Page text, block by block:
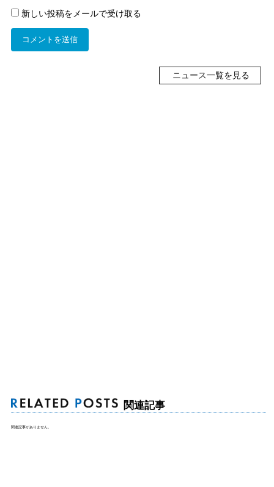
新しい投稿をメールで受け取る
ニュース一覧を見る
関連記事
関連記事がありません。